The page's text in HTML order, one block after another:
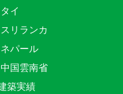
タイ
スリランカ
ネパール
中国雲南省
築実績